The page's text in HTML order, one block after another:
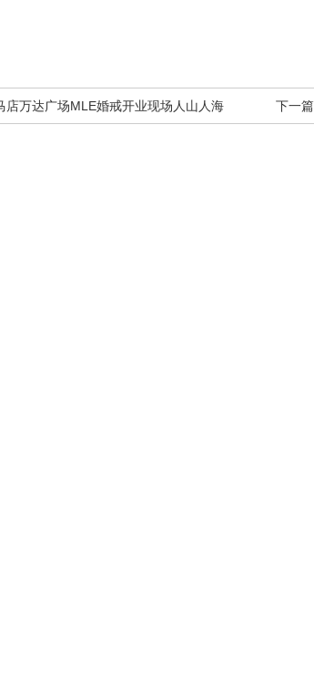
店万达广场MLE婚戒开业现场人山人海 下一篇